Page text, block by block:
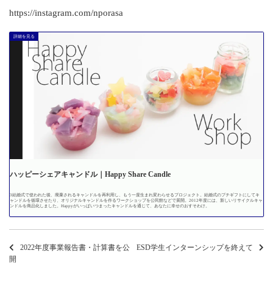
https://instagram.com/nporasa
ハッピーシェアキャンドル｜Happy Share Candle
3結婚式で使われた後、廃棄されるキャンドルを再利用し、もう一度生まれ変わらせるプロジェクト。結婚式のプチギフトにしてキ
ャンドルを循環させたり、オリジナルキャンドルを作るワークショップを公民館などで展開。2012年度には、新しいリサイクルキャ
ンドルを商品化しました。Happyがいっぱいつまったキャンドルを通じて、あなたに幸せのおすそわけ。
2022年度事業報告書・計算書を公
開
ESD学生インターンシップを終えて